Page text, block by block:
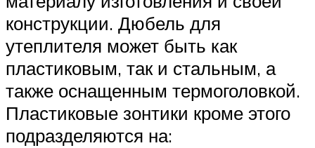
конструкции. Дюбель для
утеплителя может быть как
пластиковым, так и стальным, а
также оснащенным термоголовкой.
Пластиковые зонтики кроме этого
подразделяются на: